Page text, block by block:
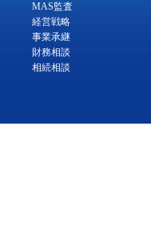
MAS監査
経営戦略
事業承継
財務相談
相続相談